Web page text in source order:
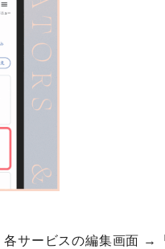
サービスの編集画面 →